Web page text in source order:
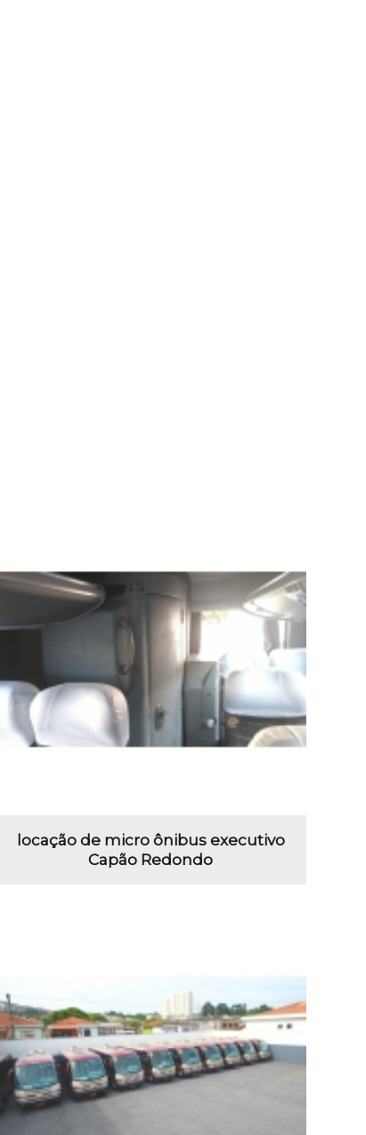
locação de micro ônibus executivo
Capão Redondo